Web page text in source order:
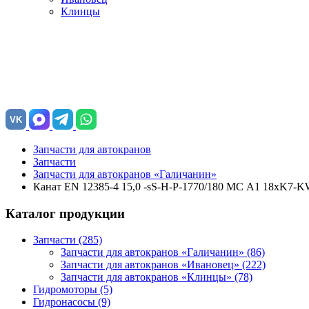
Клинцы
VK
Запчасти для автокранов
Запчасти
Запчасти для автокранов «Галичанин»
Канат EN 12385-4 15,0 -sS-Н-Р-1770/180 МС А1 18хK7-
Каталог продукции
Запчасти (285)
Запчасти для автокранов «Галичанин» (86)
Запчасти для автокранов «Ивановец» (222)
Запчасти для автокранов «Клинцы» (78)
Гидромоторы (5)
Гидронасосы (9)